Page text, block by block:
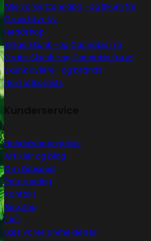
Alle vores Cannabis -og Skunkfrø
Groudstyr
Headshop
Billige Skunk -og Cannabis frø
Gratis Skunk -og Cannabis frø 🌿
Skunk avlere- og brands
Narkotikatests
Handelsbetingelser
Artikler og blog
Om Subseed
Returnering
Kontakt
Betaling
FAQ
Læs vores anmeldelser